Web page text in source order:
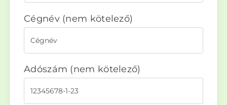
Cégnév (nem kötelező)
Adószám (nem kötelező)